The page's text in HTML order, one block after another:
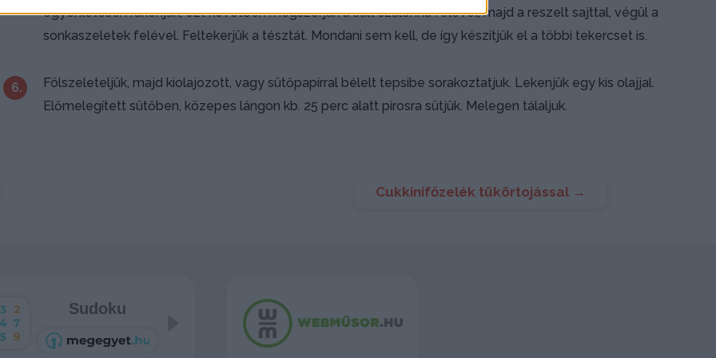
egyenletesen rákenjük, ezt követően megszórjuk a sült szalonna felével, majd a reszelt sajttal, végül a
sonkaszeletek felével. Feltekerjük a tésztát. Mondani sem kell, de így készítjük el a többi tekercset is.
6.
Fölszeleteljük, majd kiolajozott, vagy sütőpapírral bélelt tepsibe sorakoztatjuk. Lekenjük egy kis olajjal.
Előmelegített sütőben, közepes lángon kb. 25 perc alatt pirosra sütjük. Melegen tálaljuk.
Cukkinifőzelék tükörtojással →
Sudoku Pasziánsz